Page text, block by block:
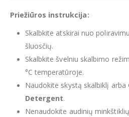
Priežiūros instrukcija:
Skalbkite atskirai nuo
šluosčių.
Skalbkite švelniu skalbimo
°C temperatūroje.
Naudokite skystą skalbiklį arba
Detergent.
Nenaudokite audinių